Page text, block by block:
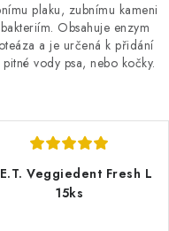
plaku, zubnímu kameni
Obsahuje enzym
a je určená k přidání
vody psa, nebo kočky.
Veggiedent Fresh L
15ks